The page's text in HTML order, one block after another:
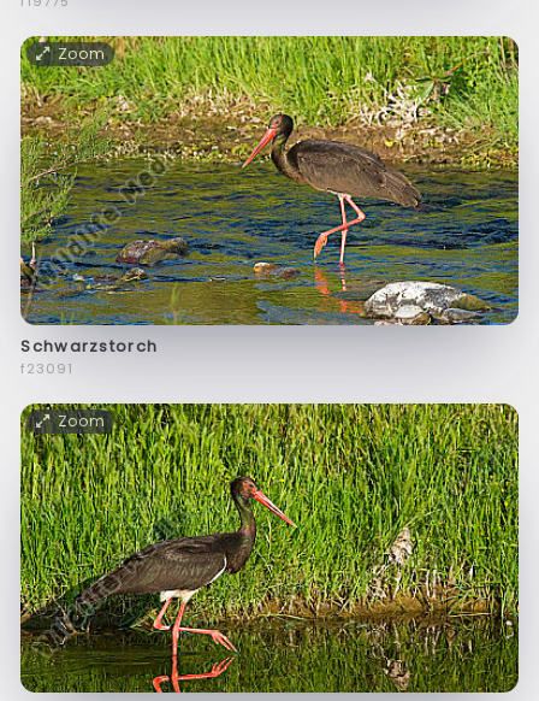
Zoom
Schwarzstorch
f23091
Zoom